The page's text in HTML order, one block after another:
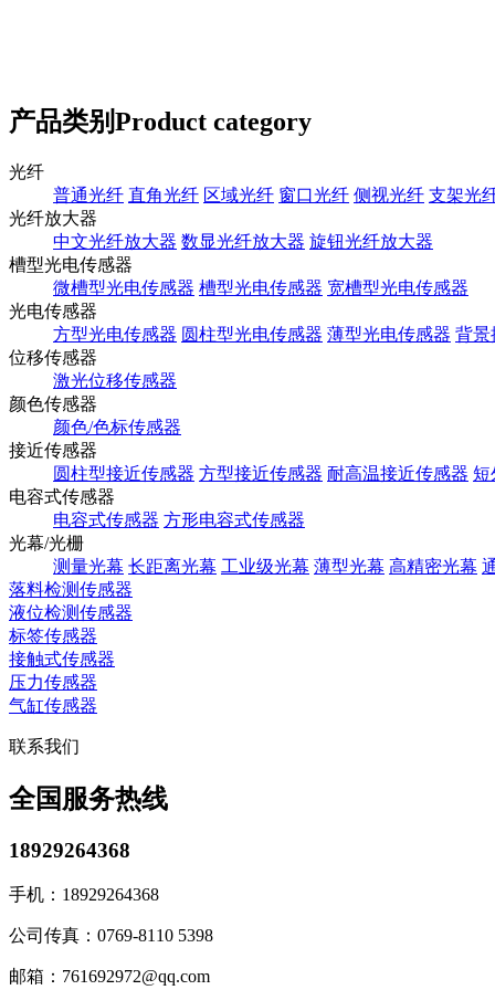
产品类别Product category
光纤
普通光纤 直角光纤 区域光纤 窗口光纤 侧视光纤 支架光
光纤放大器
中文光纤放大器 数显光纤放大器 旋钮光纤放大器
槽型光电传感器
微槽型光电传感器 槽型光电传感器 宽槽型光电传感器
光电传感器
方型光电传感器 圆柱型光电传感器 薄型光电传感器 背景
位移传感器
激光位移传感器
颜色传感器
颜色/色标传感器
接近传感器
圆柱型接近传感器 方型接近传感器 耐高温接近传感器 短
电容式传感器
电容式传感器 方形电容式传感器
光幕/光栅
测量光幕 长距离光幕 工业级光幕 薄型光幕 高精密光幕
落料检测传感器
液位检测传感器
标签传感器
接触式传感器
压力传感器
气缸传感器
联系我们
全国服务热线
18929264368
手机： 18929264368
公司传真： 0769-8110 5398
邮箱： 761692972@qq.com